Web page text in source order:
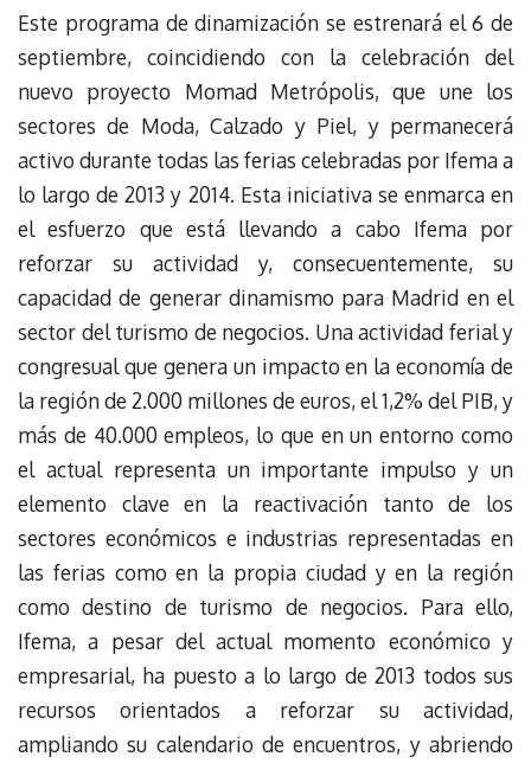
Este programa de dinamización se estrenará el 6 de
septiembre, coincidiendo con la celebración del
nuevo proyecto Momad Metrópolis, que une los
sectores de Moda, Calzado y Piel, y permanecerá
activo durante todas las ferias celebradas por Ifema a
lo largo de 2013 y 2014. Esta iniciativa se enmarca en
el esfuerzo que está llevando a cabo Ifema por
reforzar su actividad y, consecuentemente, su
capacidad de generar dinamismo para Madrid en el
sector del turismo de negocios. Una actividad ferial y
congresual que genera un impacto en la economía de
la región de 2.000 millones de euros, el 1,2% del PIB, y
más de 40.000 empleos, lo que en un entorno como
el actual representa un importante impulso y un
elemento clave en la reactivación tanto de los
sectores económicos e industrias representadas en
las ferias como en la propia ciudad y en la región
como destino de turismo de negocios. Para ello,
Ifema, a pesar del actual momento económico y
empresarial, ha puesto a lo largo de 2013 todos sus
recursos orientados a reforzar su actividad,
ampliando su calendario de encuentros, y abriendo